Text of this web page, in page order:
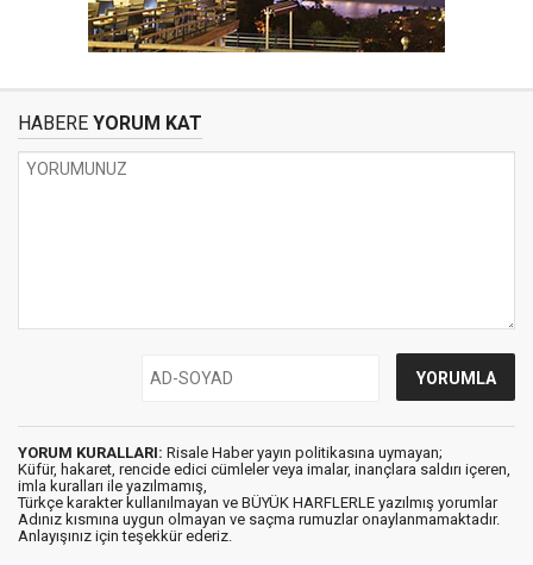
HABERE YORUM KAT
YORUM KURALLARI: Risale Haber yayın politikasına uymayan;
Küfür, hakaret, rencide edici cümleler veya imalar, inançlara saldırı içeren,
imla kuralları ile yazılmamış,
Türkçe karakter kullanılmayan ve BÜYÜK HARFLERLE yazılmış yorumlar
Adınız kısmına uygun olmayan ve saçma rumuzlar onaylanmamaktadır.
Anlayışınız için teşekkür ederiz.